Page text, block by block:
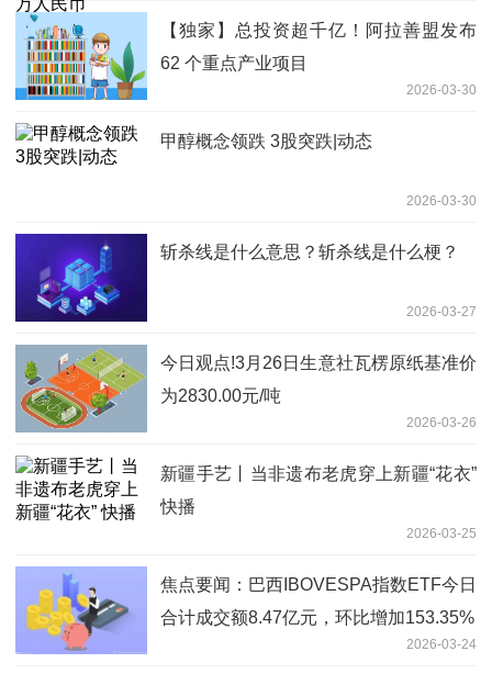
【独家】总投资超千亿！阿拉善盟发布
62 个重点产业项目
2026-03-30
甲醇概念领跌 3股突跌|动态
2026-03-30
斩杀线是什么意思？斩杀线是什么梗？
2026-03-27
今日观点!3月26日生意社瓦楞原纸基准价
为2830.00元/吨
2026-03-26
新疆手艺丨当非遗布老虎穿上新疆“花衣”
快播
2026-03-25
焦点要闻：巴西IBOVESPA指数ETF今日
合计成交额8.47亿元，环比增加153.35%
2026-03-24